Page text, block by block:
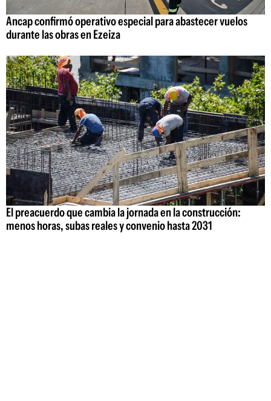
Ancap confirmó operativo especial para abastecer vuelos
durante las obras en Ezeiza
El preacuerdo que cambia la jornada en la construcción:
menos horas, subas reales y convenio hasta 2031